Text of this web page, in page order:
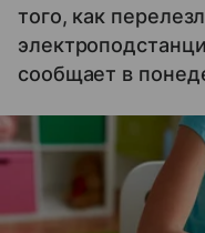
того, как
сообщает в